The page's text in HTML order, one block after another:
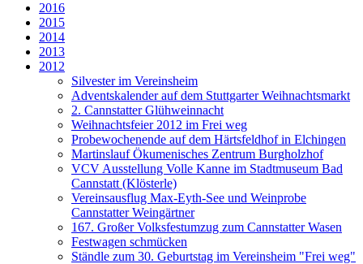
2016
2015
2014
2013
2012
Silvester im Vereinsheim
Adventskalender auf dem Stuttgarter Weihnachtsmarkt
2. Cannstatter Glühweinnacht
Weihnachtsfeier 2012 im Frei weg
Probewochenende auf dem Härtsfeldhof in Elchingen
Martinslauf Ökumenisches Zentrum Burgholzhof
VCV Ausstellung Volle Kanne im Stadtmuseum Bad
Cannstatt (Klösterle)
Vereinsausflug Max-Eyth-See und Weinprobe
Cannstatter Weingärtner
167. Großer Volksfestumzug zum Cannstatter Wasen
Festwagen schmücken
Ständle zum 30. Geburtstag im Vereinsheim "Frei weg"